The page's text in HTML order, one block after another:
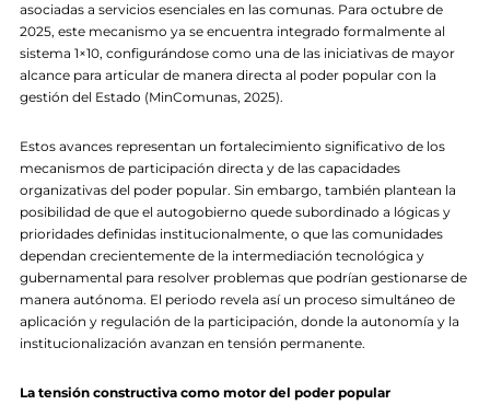
asociadas a servicios esenciales en las comunas. Para octubre de
2025, este mecanismo ya se encuentra integrado formalmente al
sistema 1×10, configurándose como una de las iniciativas de mayor
alcance para articular de manera directa al poder popular con la
gestión del Estado (MinComunas, 2025).
Estos avances representan un fortalecimiento significativo de los
mecanismos de participación directa y de las capacidades
organizativas del poder popular. Sin embargo, también plantean la
posibilidad de que el autogobierno quede subordinado a lógicas y
prioridades definidas institucionalmente, o que las comunidades
dependan crecientemente de la intermediación tecnológica y
gubernamental para resolver problemas que podrían gestionarse de
manera autónoma. El periodo revela así un proceso simultáneo de
aplicación y regulación de la participación, donde la autonomía y la
institucionalización avanzan en tensión permanente.
La tensión constructiva como motor del poder popular